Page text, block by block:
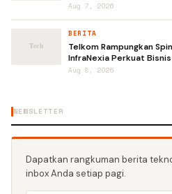
Aug 7, 2026
BERITA
Telkom Rampungkan
InfraNexia Perkuat
Aug 8, 2026
NEWSLETTER
Dapatkan rangkuman berita
inbox Anda setiap pagi.